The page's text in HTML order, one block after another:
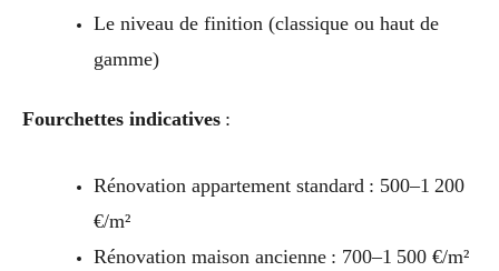
Le niveau de finition (classique ou haut de
gamme)
Fourchettes indicatives :
Rénovation appartement standard : 500–1 200
€/m²
Rénovation maison ancienne : 700–1 500 €/m²